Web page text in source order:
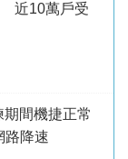
近10萬戶受
間機捷正常
路降速